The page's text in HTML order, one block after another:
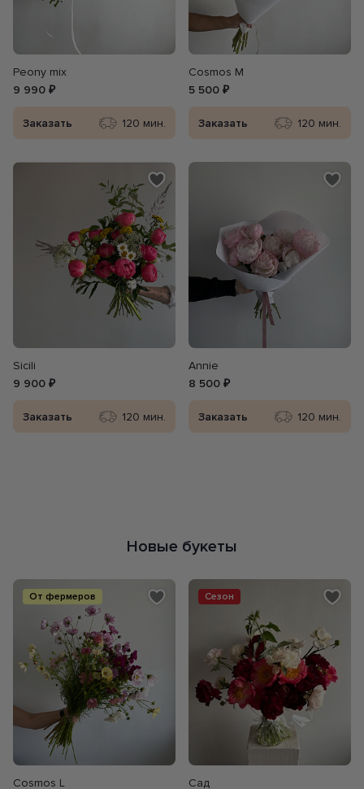
Peony mix
9 990 ₽
Заказать 120 мин.
Cosmos M
5 500 ₽
Заказать 120 мин.
Sicili
9 900 ₽
Заказать 120 мин.
Annie
8 500 ₽
Заказать 120 мин.
Новые букеты
От фермеров
Сosmos L
Сезон
Сад